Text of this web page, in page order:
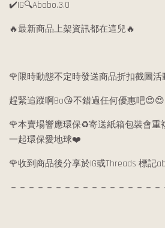
✔️IG🔍Abobo.3.0
🔥最新商品上架資訊都在這兒🔥
🌹限時動態不定時發送商品折扣截圖活
趕緊追蹤啊Bo😘不錯過任何優惠吧😍😍
🌹本賣場響應環保♻️寄送紙箱包裝會重
一起環保愛地球❤️
🌹收到商品後分享於IG或Threads 標記
－－－－－－－－－－－－－－－－－